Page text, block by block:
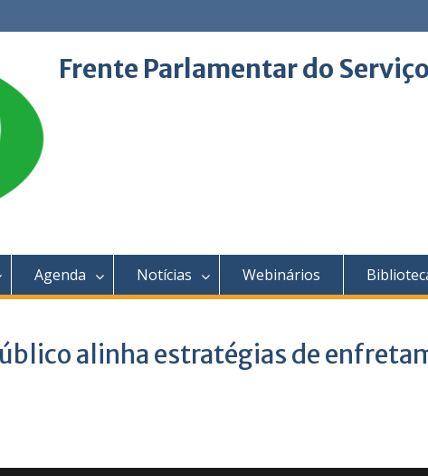
Frente Parlamentar do
Agenda Notícias Webinários
alinha estratégias de